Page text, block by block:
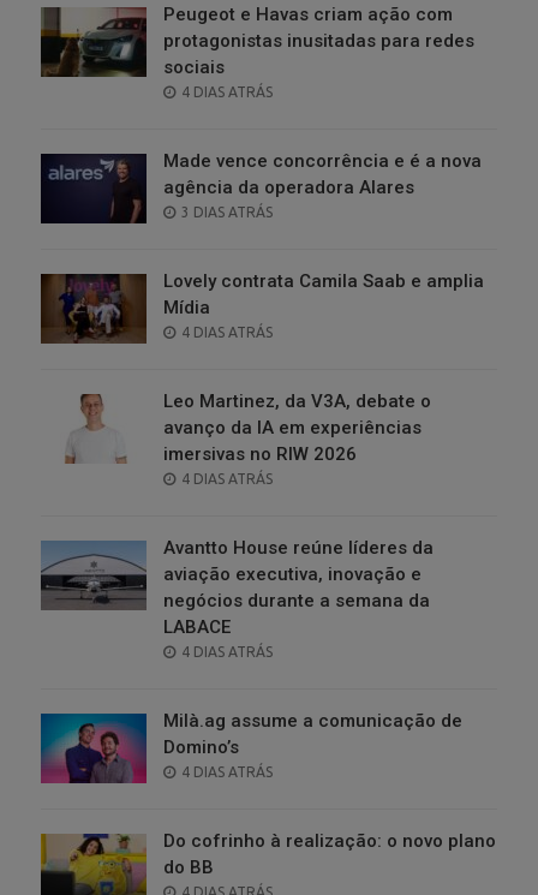
Peugeot e Havas criam ação com
protagonistas inusitadas para redes
sociais
POSTED
4 DIAS ATRÁS
Made vence concorrência e é a nova
agência da operadora Alares
POSTED
3 DIAS ATRÁS
Lovely contrata Camila Saab e amplia
Mídia
POSTED
4 DIAS ATRÁS
Leo Martinez, da V3A, debate o
avanço da IA em experiências
imersivas no RIW 2026
POSTED
4 DIAS ATRÁS
Avantto House reúne líderes da
aviação executiva, inovação e
negócios durante a semana da
LABACE
POSTED
4 DIAS ATRÁS
Milà.ag assume a comunicação de
Domino’s
POSTED
4 DIAS ATRÁS
Do cofrinho à realização: o novo plano
do BB
POSTED